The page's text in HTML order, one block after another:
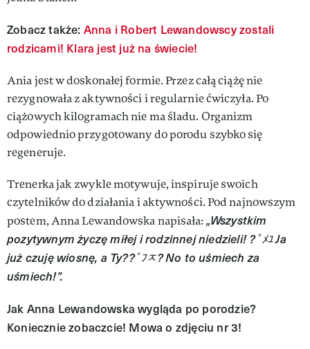
Zobacz także: Anna i Robert Lewandowscy zostali
rodzicami! Klara jest już na świecie!
Ania jest w doskonałej formie. Przez całą ciążę nie
rezygnowała z aktywności i regularnie ćwiczyła. Po
ciążowych kilogramach nie ma śladu. Organizm
odpowiednio przygotowany do porodu szybko się
regeneruje.
Trenerka jak zwykle motywuje, inspiruje swoich
czytelników do działania i aktywności. Pod najnowszym
postem, Anna Lewandowska napisała: „Wszystkim
pozytywnym życzę miłej i rodzinnej niedzieli! ?￰ﾟﾒﾕ Ja
już czuję wiosnę, a Ty??￰ﾟﾌﾸ? No to uśmiech za
uśmiech!”.
Jak Anna Lewandowska wygląda po porodzie?
Koniecznie zobaczcie! Mowa o zdjęciu nr 3!